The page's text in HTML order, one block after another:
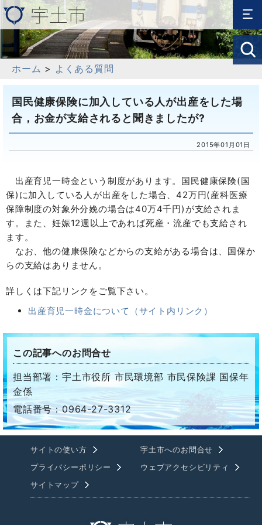
ホーム > よくある質問
国民健康保険に加入している人が出産をした場
合，お金が支給されると聞きましたが?
2015年01月01日
出産育児一時金という制度があります。国民健康保険(国
保)に加入している人が出産をした場合、42万円(産科医療
保障制度の対象外分娩の場合は40万4千円)が支給されま
す。また、妊娠12週以上であれば死産・流産でも支給され
ます。
なお、他の健康保険などからの支給がある場合は、国保か
らの支給はありません。
詳しくは下記リンクをご覧下さい。
出産育児一時金について（サイト内リンク）
この記事へのお問合せ
担当部署：宇土市役所 市民環境部 市民保険課 国保年
金係
電話番号：0964-27-3312
サイトの使い方
宇土市へのお問合せ
プライバシーポリシー
ウェブアクセシビリティ
サイトマップ